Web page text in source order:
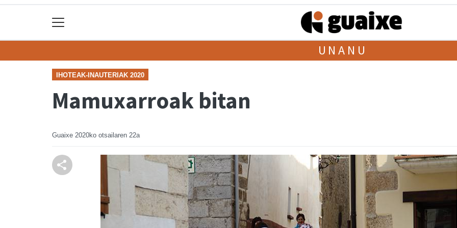
UNANU
IHOTEAK-INAUTERIAK 2020
Mamuxarroak bitan
Guaixe 2020ko otsailaren 22a